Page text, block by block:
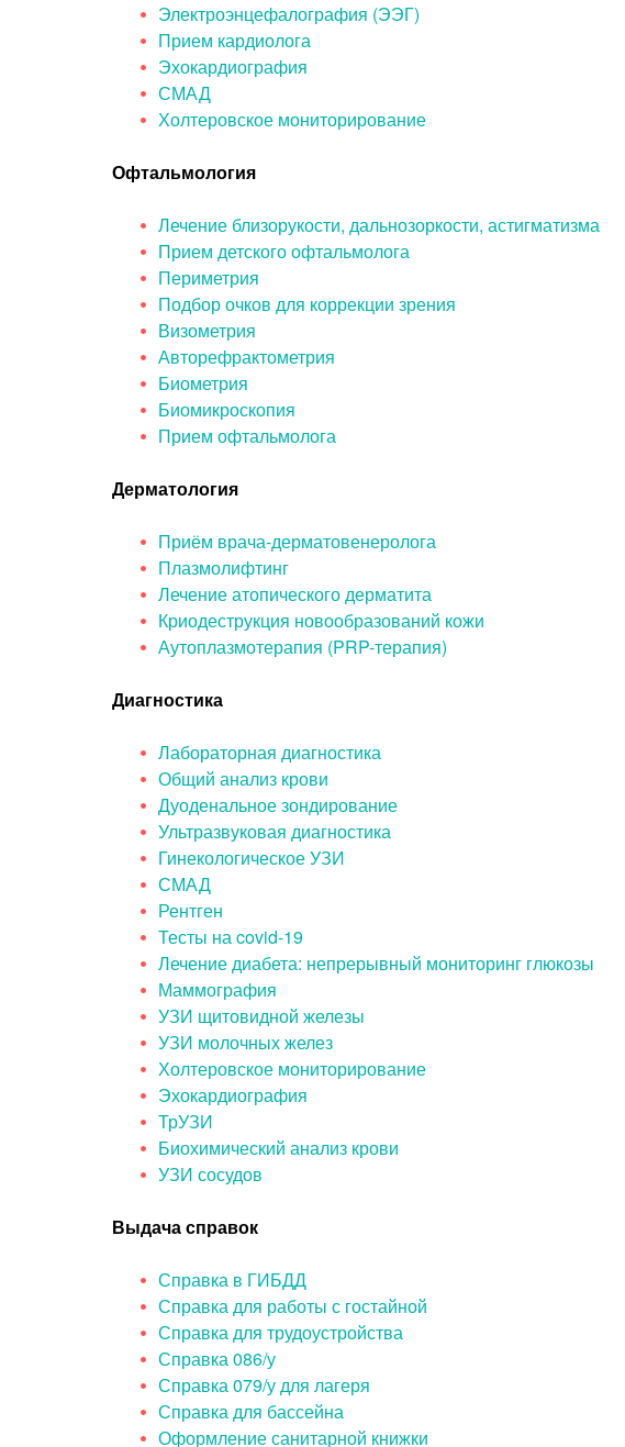
Электроэнцефалография (ЭЭГ)
Прием кардиолога
Эхокардиография
СМАД
Холтеровское мониторирование
Офтальмология
Лечение близорукости, дальнозоркости, астигматизма
Прием детского офтальмолога
Периметрия
Подбор очков для коррекции зрения
Визометрия
Авторефрактометрия
Биометрия
Биомикроскопия
Прием офтальмолога
Дерматология
Приём врача-дерматовенеролога
Плазмолифтинг
Лечение атопического дерматита
Криодеструкция новообразований кожи
Аутоплазмотерапия (PRP-терапия)
Диагностика
Лабораторная диагностика
Общий анализ крови
Дуоденальное зондирование
Ультразвуковая диагностика
Гинекологическое УЗИ
СМАД
Рентген
Тесты на covid-19
Лечение диабета: непрерывный мониторинг глюкозы
Маммография
УЗИ щитовидной железы
УЗИ молочных желез
Холтеровское мониторирование
Эхокардиография
ТрУЗИ
Биохимический анализ крови
УЗИ сосудов
Выдача справок
Справка в ГИБДД
Справка для работы с гостайной
Справка для трудоустройства
Справка 086/у
Справка 079/у для лагеря
Справка для бассейна
Оформление санитарной книжки